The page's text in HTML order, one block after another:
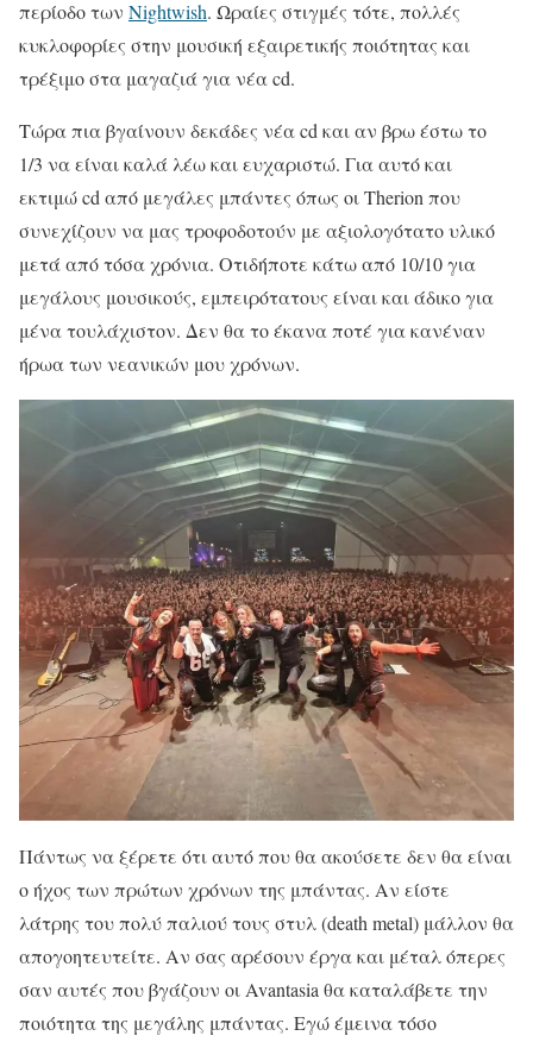
περίοδο των Nightwish. Ωραίες στιγμές τότε, πολλές
κυκλοφορίες στην μουσική εξαιρετικής ποιότητας και
τρέξιμο στα μαγαζιά για νέα cd.
Τώρα πια βγαίνουν δεκάδες νέα cd και αν βρω έστω το
1/3 να είναι καλά λέω και ευχαριστώ. Για αυτό και
εκτιμώ cd από μεγάλες μπάντες όπως οι Therion που
συνεχίζουν να μας τροφοδοτούν με αξιολογότατο υλικό
μετά από τόσα χρόνια. Οτιδήποτε κάτω από 10/10 για
μεγάλους μουσικούς, εμπειρότατους είναι και άδικο για
μένα τουλάχιστον. Δεν θα το έκανα ποτέ για κανέναν
ήρωα των νεανικών μου χρόνων.
Πάντως να ξέρετε ότι αυτό που θα ακούσετε δεν θα είναι
ο ήχος των πρώτων χρόνων της μπάντας. Αν είστε
λάτρης του πολύ παλιού τους στυλ (death metal) μάλλον θα
απογοητευτείτε. Αν σας αρέσουν έργα και μέταλ όπερες
σαν αυτές που βγάζουν οι Avantasia θα καταλάβετε την
ποιότητα της μεγάλης μπάντας. Εγώ έμεινα τόσο